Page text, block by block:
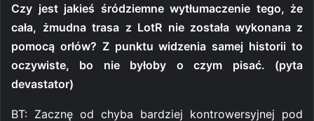
Czy jest jakieś śródziemne wytłumaczenie tego, że
cała, żmudna trasa z LotR nie została wykonana z
pomocą orłów? Z punktu widzenia samej historii to
oczywiste, bo nie byłoby o czym pisać. (pyta
devastator)
BT: Zacznę od chyba bardziej kontrowersyjnej pod